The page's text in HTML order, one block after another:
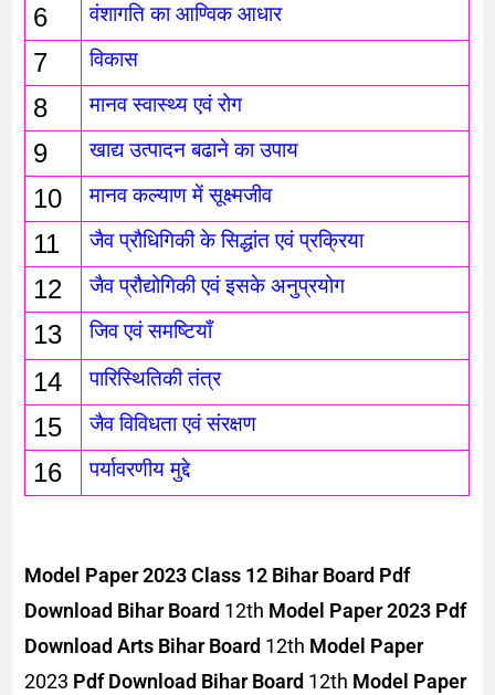
6 वंशागति का आण्विक आधार
7 विकास
8 मानव स्वास्थ्य एवं रोग
9 खाद्य उत्पादन बढाने का उपाय
10 मानव कल्याण में सूक्ष्मजीव
11 जैव प्रौधिगिकी के सिद्धांत एवं प्रक्रिया
12 जैव प्रौद्योगिकी एवं इसके अनुप्रयोग
13 जिव एवं समष्टियाँ
14 पारिस्थितिकी तंत्र
15 जैव विविधता एवं संरक्षण
16 पर्यावरणीय मुद्दे
Model Paper 2023 Class 12 Bihar Board Pdf
Download Bihar Board 12th Model Paper 2023 Pdf
Download Arts Bihar Board 12th Model Paper
2023 Pdf Download Bihar Board 12th Model Paper